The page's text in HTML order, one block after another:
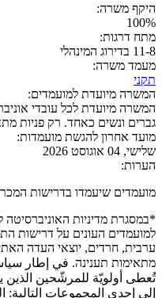
היקף משרה:
100%
מתח דרגות:
11-8 בדירוג המינהלי
מעמד משרה:
תקני
המשרה מיועדת למועמדים:
המשרה מיועדת לכל עובדי
גברים ונשים כאחד. רק פניות
מועד אחרון להגשת מועמדות:
שלישי, 04 אוגוסט 2026
הערות:
מועמדים שיעמדו בדרישות
*במסגרת מדיניות האוניברסיטה
למועמדים העונים על דרישות
ערבית, חרדים, יוצאי העדה
מתאימות תענינה. في إطار
تُعطى أولويّة للمرشّحين
إلى إحدى المجموعات التالية: